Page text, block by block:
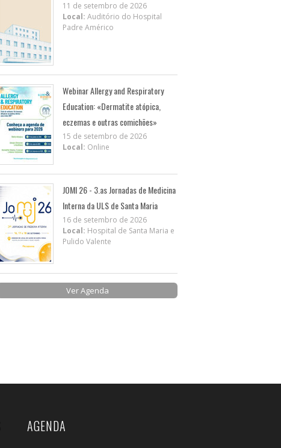
11 de setembro de 2026
Local: Auditório do Hospital
Padre Américo
Webinar Allergy and Respiratory
Education: «Dermatite atópica,
eczemas e outras comichões»
15 de setembro de 2026
Local: Online
JOMI 26 - 3.as Jornadas de Medicina
Interna da ULS de Santa Maria
16 de setembro de 2026
Local: Hospital de Santa Maria e
Pulido Valente
Ver Agenda
AGENDA